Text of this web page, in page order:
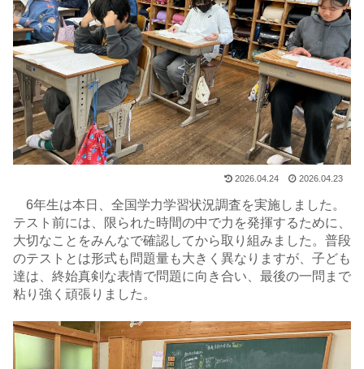
2026.04.24 2026.04.23
6年生は本日、全国学力学習状況調査を実施しました。
テスト前には、限られた時間の中で力を発揮するために、
大切なことをみんなで確認してから取り組みました。普段
のテストとは形式も問題量も大きく異なりますが、子ども
達は、終始真剣な表情で問題に向き合い、最後の一問まで
粘り強く頑張りました。